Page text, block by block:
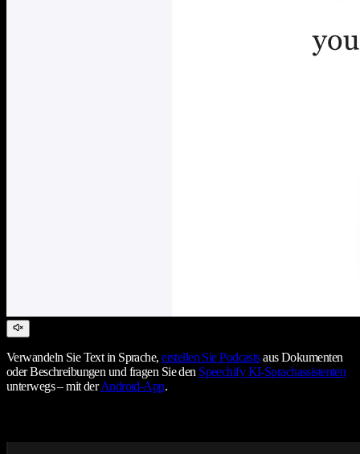
Verwandeln Sie Text in Sprache,erstellen Sie Podcastsaus Dokumenten
oder Beschreibungen und fragen Sie den Speechify KI-Sprachassistenten
unterwegs – mit derAndroid-App.